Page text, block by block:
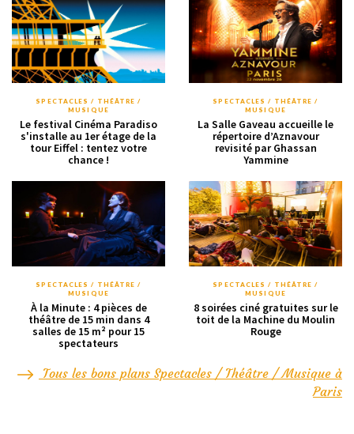
SPECTACLES / THÉÂTRE /
MUSIQUE
Le festival Cinéma Paradiso
s'installe au 1er étage de la
tour Eiffel : tentez votre
chance !
SPECTACLES / THÉÂTRE /
MUSIQUE
La Salle Gaveau accueille le
répertoire d’Aznavour
revisité par Ghassan
Yammine
SPECTACLES / THÉÂTRE /
MUSIQUE
À la Minute : 4 pièces de
théâtre de 15 min dans 4
salles de 15 m² pour 15
spectateurs
SPECTACLES / THÉÂTRE /
MUSIQUE
8 soirées ciné gratuites sur le
toit de la Machine du Moulin
Rouge
Tous les bons plans Spectacles / Théâtre / Musique à
Paris